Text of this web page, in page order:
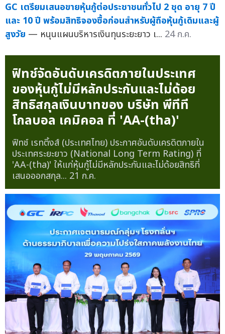
GC เตรียมเสนอขายหุ้นกู้ต่อประชาชนทั่วไป 2 ชุด อายุ 7 ปี
และ 10 ปี พร้อมสิทธิจองซื้อก่อนสำหรับผู้ถือหุ้นกู้เดิมและผู้
สูงวัย — หนุนแผนบริหารเงินทุนระยะยาว เ... 24 ก.ค.
ฟิทช์จัดอันดับเครดิตภายในประเทศ
ของหุ้นกู้ไม่มีหลักประกันและไม่ด้อย
สิทธิสกุลเงินบาทของ บริษัท พีทีที
โกลบอล เคมิคอล ที่ 'AA-(tha)'
ฟิทช์ เรทติ้งส์ (ประเทศไทย) ประกาศอันดับเครดิตภายใน
ประเทศระยะยาว (National Long Term Rating) ที่
'AA-(tha)' ให้แก่หุ้นกู้ไม่มีหลักประกันและไม่ด้อยสิทธิที่
เสนอออกสกุล... 21 ก.ค.